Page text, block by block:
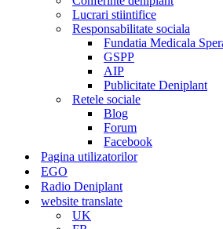
Lucrari stiintifice
Responsabilitate sociala
Fundatia Medicala
GSPP
AIP
Publicitate Deniplant
Retele sociale
Blog
Forum
Facebook
Pagina utilizatorilor
EGO
Radio Deniplant
website translate
UK